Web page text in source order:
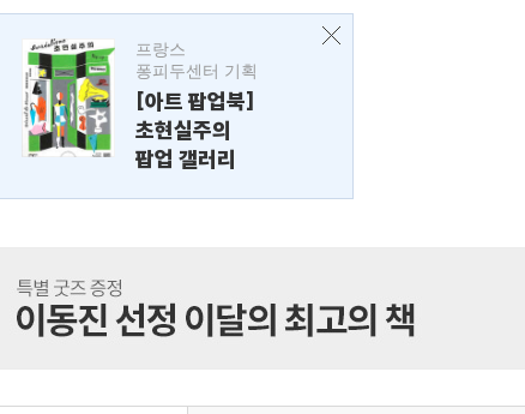
프랑스
퐁피두센터 기획
[아트 팝업북]
초현실주의
팝업 갤러리